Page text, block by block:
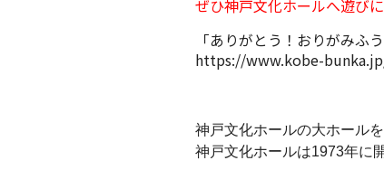
ぜひ神戸文化ホールへ遊び
「ありがとう！おりがみふ
https://www.kobe-
神戸文化ホールの大ホール
神戸文化ホールは1973年に